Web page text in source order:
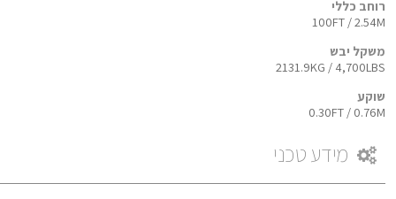
רוחב כללי
100FT / 2.54M
משקל יבש
2131.9KG / 4,700LBS
שוקע
0.30FT / 0.76M
מידע טכני